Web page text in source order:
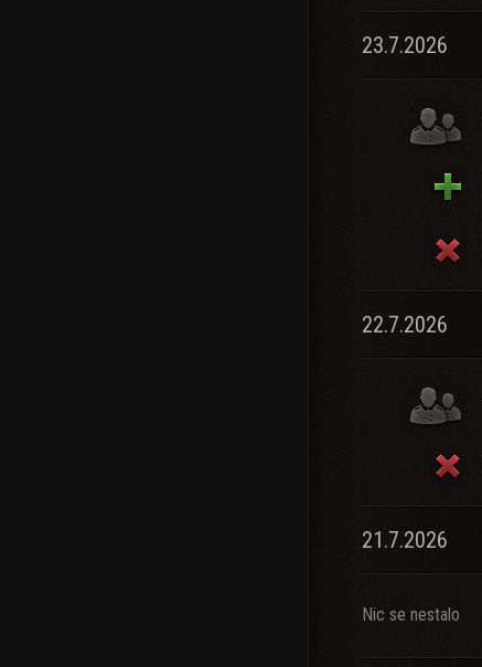
23.7.2026
22.7.2026
21.7.2026
Nic se nestalo